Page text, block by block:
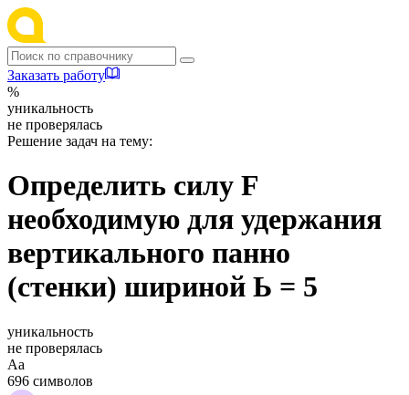
Заказать работу
%
уникальность
не проверялась
Решение задач на тему:
Определить силу F
необходимую для удержания
вертикального панно
(стенки) шириной Ь = 5
уникальность
не проверялась
Аа
696 символов